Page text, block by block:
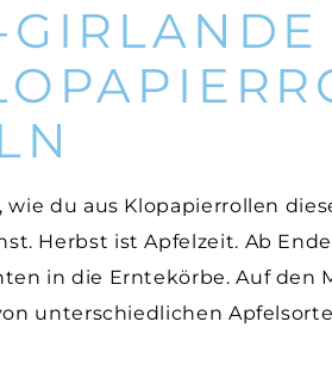
wie du aus Klopapierrollen
Herbst ist Apfelzeit. Ab
in die Erntekörbe. Auf den
unterschiedlichen